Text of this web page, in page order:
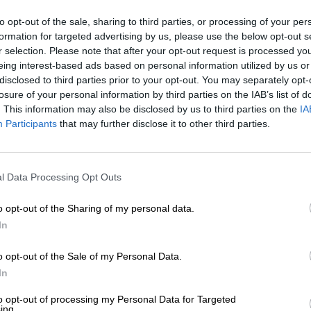
opt-out of the sale, sharing to third parties, or processing of your
for targeted advertising by us, please use the below opt-out
selection. Please note that after your opt-out request is processed
interest-based ads based on personal information utilized by us
to third parties prior to your opt-out. You may separately
of your personal information by third parties on the IAB’s list of
This information may also be disclosed by us to third parties on the
Participants that may further disclose it to other third parties.
Data Processing Opt Outs
opt-out of the Sharing of my personal data.
opt-out of the Sale of my Personal Data.
opt-out of processing my Personal Data for Targeted
El apocalipsis está más cerca que
y da nombre al Reloj del Juicio
PorÁlvaro Secilla
Más artículos de este autor
viernes, 24 de enero de 2020
Jornada caótica en las Islas
causa de la calima
PorCristian Cortés